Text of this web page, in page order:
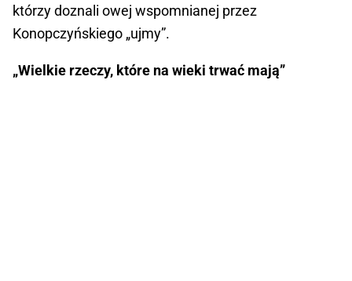
którzy doznali owej wspomnianej przez
Konopczyńskiego „ujmy”.
„Wielkie rzeczy, które na wieki trwać mają”